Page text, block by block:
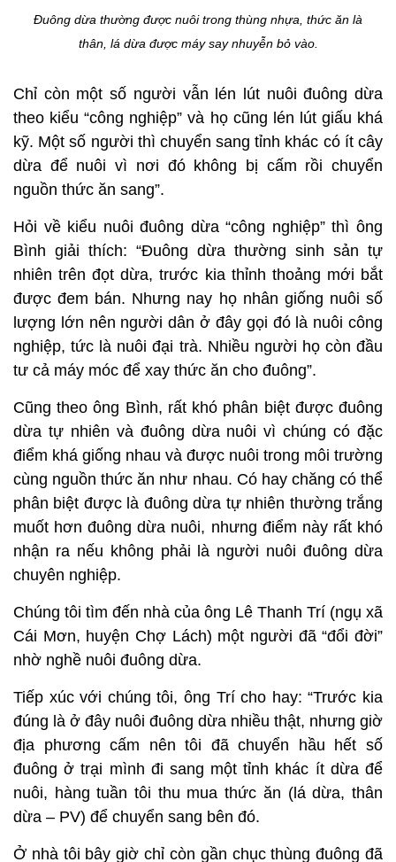
Đuông dừa thường được nuôi trong thùng nhựa, thức ăn là
thân, lá dừa được máy say nhuyễn bỏ vào.
Chỉ còn một số người vẫn lén lút nuôi đuông dừa
theo kiểu “công nghiệp” và họ cũng lén lút giấu khá
kỹ. Một số người thì chuyển sang tỉnh khác có ít cây
dừa để nuôi vì nơi đó không bị cấm rồi chuyển
nguồn thức ăn sang”.
Hỏi về kiểu nuôi đuông dừa “công nghiệp” thì ông
Bình giải thích: “Đuông dừa thường sinh sản tự
nhiên trên đọt dừa, trước kia thỉnh thoảng mới bắt
được đem bán. Nhưng nay họ nhân giống nuôi số
lượng lớn nên người dân ở đây gọi đó là nuôi công
nghiệp, tức là nuôi đại trà. Nhiều người họ còn đầu
tư cả máy móc để xay thức ăn cho đuông”.
Cũng theo ông Bình, rất khó phân biệt được đuông
dừa tự nhiên và đuông dừa nuôi vì chúng có đặc
điểm khá giống nhau và được nuôi trong môi trường
cùng nguồn thức ăn như nhau. Có hay chăng có thể
phân biệt được là đuông dừa tự nhiên thường trắng
muốt hơn đuông dừa nuôi, nhưng điểm này rất khó
nhận ra nếu không phải là người nuôi đuông dừa
chuyên nghiệp.
Chúng tôi tìm đến nhà của ông Lê Thanh Trí (ngụ xã
Cái Mơn, huyện Chợ Lách) một người đã “đổi đời”
nhờ nghề nuôi đuông dừa.
Tiếp xúc với chúng tôi, ông Trí cho hay: “Trước kia
đúng là ở đây nuôi đuông dừa nhiều thật, nhưng giờ
địa phương cấm nên tôi đã chuyển hầu hết số
đuông ở trại mình đi sang một tỉnh khác ít dừa để
nuôi, hàng tuần tôi thu mua thức ăn (lá dừa, thân
dừa – PV) để chuyển sang bên đó.
Ở nhà tôi bây giờ chỉ còn gần chục thùng đuông đã